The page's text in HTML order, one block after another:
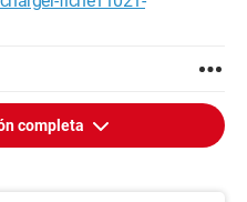
completa